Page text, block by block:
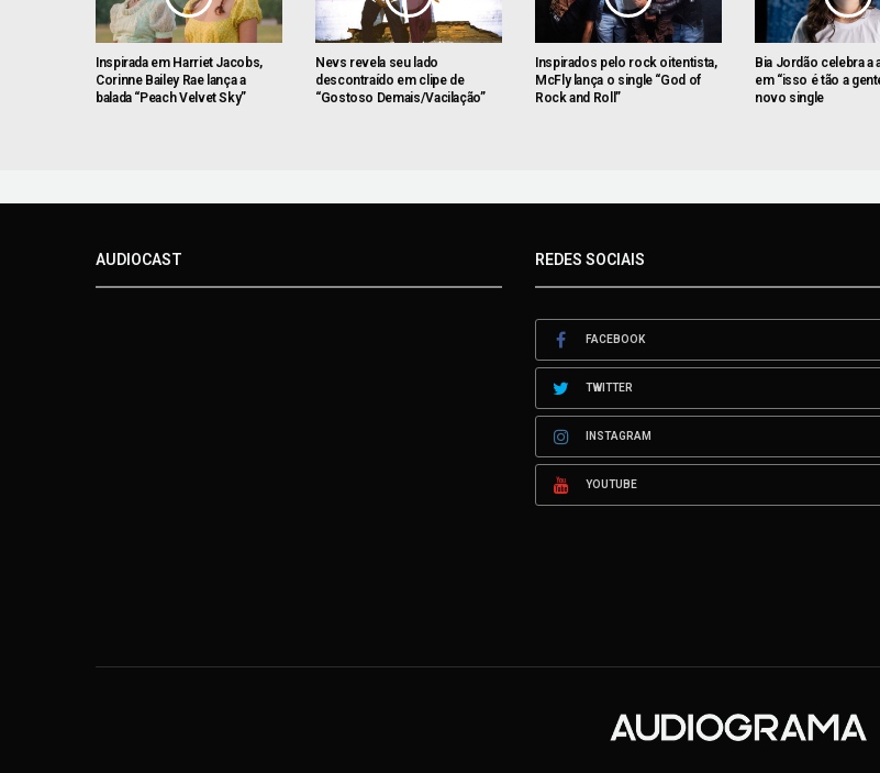
Inspirada em Harriet Jacobs,
Corinne Bailey Rae lança a
balada “Peach Velvet Sky”
Nevs revela seu lado
descontraído em clipe de
“Gostoso Demais/Vacilação”
Inspirados pelo rock oitentista,
McFly lança o single “God of
Rock and Roll”
Bia Jordão celebra a
em “isso é tão a
novo single
AUDIOCAST REDES SOCIAIS
FACEBOOK
TWITTER
INSTAGRAM
YOUTUBE